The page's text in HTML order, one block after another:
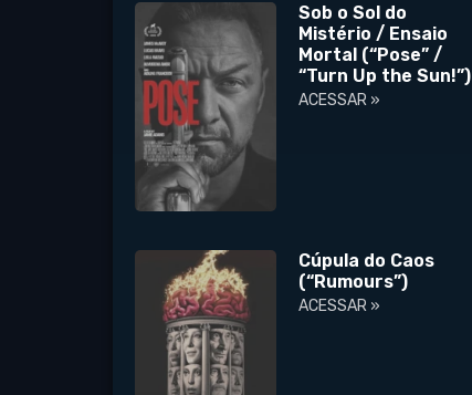
Sob o Sol do
Mistério / Ensaio
Mortal (“Pose” /
“Turn Up the Sun!”)
ACESSAR »
Cúpula do Caos
(“Rumours”)
ACESSAR »